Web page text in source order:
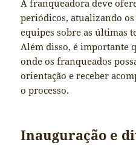
A franqueadora deve
periódicos, atualizando
equipes sobre as últimas
Além disso, é importante
onde os franqueados
orientação e receber
o processo.
Inauguração e